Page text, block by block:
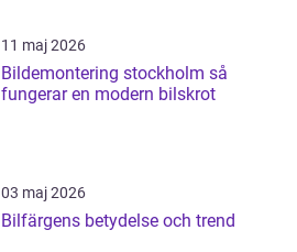
11 maj 2026
Bildemontering stockholm så
fungerar en modern bilskrot
03 maj 2026
Bilfärgens betydelse och trend